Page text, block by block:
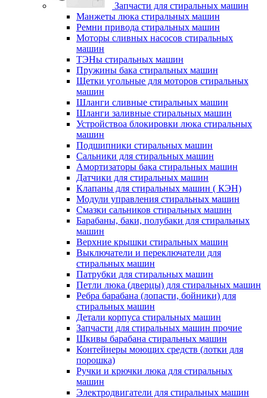
Запчасти для стиральных машин
Манжеты люка стиральных машин
Ремни привода стиральных машин
Моторы сливных насосов стиральных
машин
ТЭНы стиральных машин
Пружины бака стиральных машин
Щетки угольные для моторов стиральных
машин
Шланги сливные стиральных машин
Шланги заливные стиральных машин
Устройствоа блокировки люка стиральных
машин
Подшипники стиральных машин
Сальники для стиральных машин
Амортизаторы бака стиральных машин
Датчики для стиральных машин
Клапаны для стиральных машин ( КЭН)
Модули управления стиральных машин
Смазки сальников стиральных машин
Барабаны, баки, полубаки для стиральных
машин
Верхние крышки стиральных машин
Выключатели и переключатели для
стиральных машин
Патрубки для стиральных машин
Петли люка (дверцы) для стиральных машин
Ребра барабана (лопасти, бойники) для
стиральных машин
Детали корпуса стиральных машин
Запчасти для стиральных машин прочие
Шкивы барабана стиральных машин
Контейнеры моющих средств (лотки для
порошка)
Ручки и крючки люка для стиральных
машин
Электродвигатели для стиральных машин